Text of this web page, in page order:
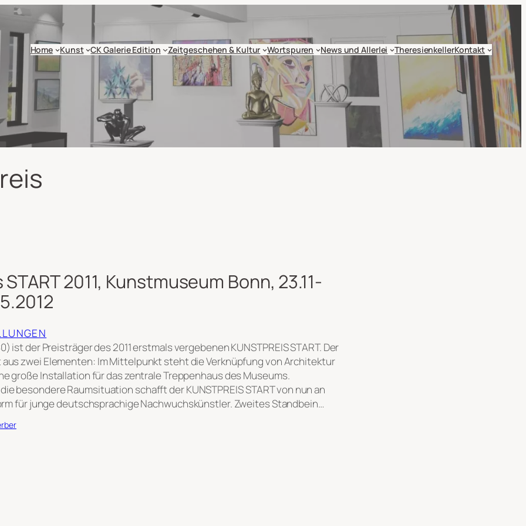
Home Kunst CK Galerie Edition Zeitgeschehen & Kultur Wortspuren News und Allerlei TheresienkellerKontakt
2011, Kunstmuseum Bonn, 23.11-
ist der Preisträger des 2011 erstmals vergebenen KUNSTPREIS START. Der
zwei Elementen: Im Mittelpunkt steht die Verknüpfung von Architektur
große Installation für das zentrale Treppenhaus des Museums.
besondere Raumsituation schafft der KUNSTPREIS START von nun an
für junge deutschsprachige Nachwuchskünstler. Zweites Standbein…